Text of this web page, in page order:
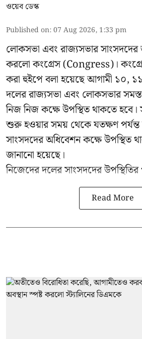
ওয়েব ডেস্ক
Published on:07 Aug 2026, 1:33 pm
লোকসভা এবং রাজ্যসভার
করলো কংগ্রেস (Congress)।
করা হুইপে বলা হয়েছে আগামী ১০,
দলের রাজ্যসভা এবং লোকসভার
নিজ নিজ কক্ষে উপস্থিত থাকতে
শুরু হওয়ার সময় থেকে যতক্ষণ
সাংসদদের অধিবেশন কক্ষে উপস্থিত
জানানো হয়েছে।
নিজেদের দলের সাংসদদের
Read More